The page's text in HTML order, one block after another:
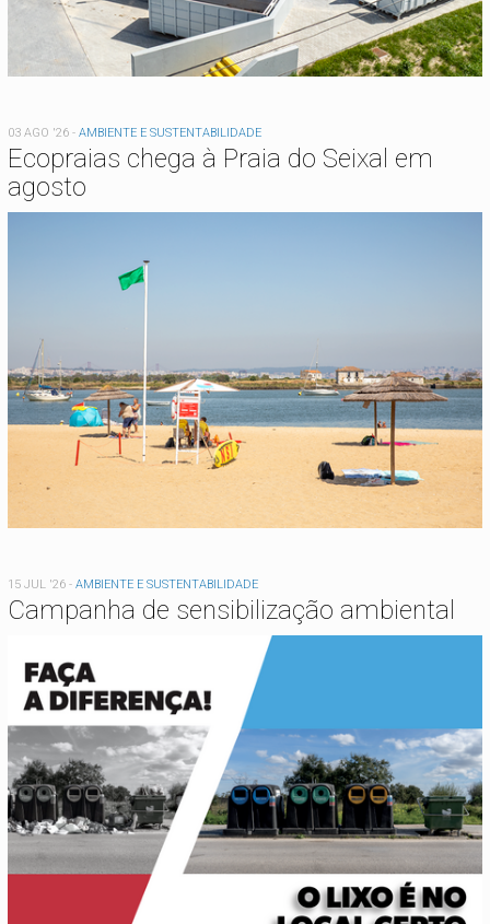
03 AGO '26 - AMBIENTE E SUSTENTABILIDADE
Ecopraias chega à Praia do Seixal em
agosto
15 JUL '26 - AMBIENTE E SUSTENTABILIDADE
Campanha de sensibilização ambiental